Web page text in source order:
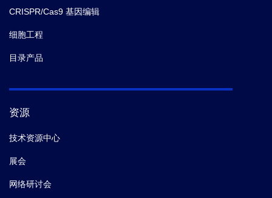
CRISPR/Cas9 基因编辑
细胞工程
目录产品
资源
技术资源中心
展会
网络研讨会